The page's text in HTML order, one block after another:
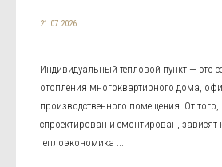
21.07.2026
Индивидуальный тепловой пункт — это
отопления многоквартирного дома,
производственного помещения. От того,
спроектирован и смонтирован, зависят
теплоэкономика ...